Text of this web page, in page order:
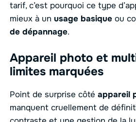
tarif, c’est pourquoi ce type
mieux à un usage basique ou
de dépannage.
Appareil photo et
limites marquées
Point de surprise côté appareil
manquent cruellement de